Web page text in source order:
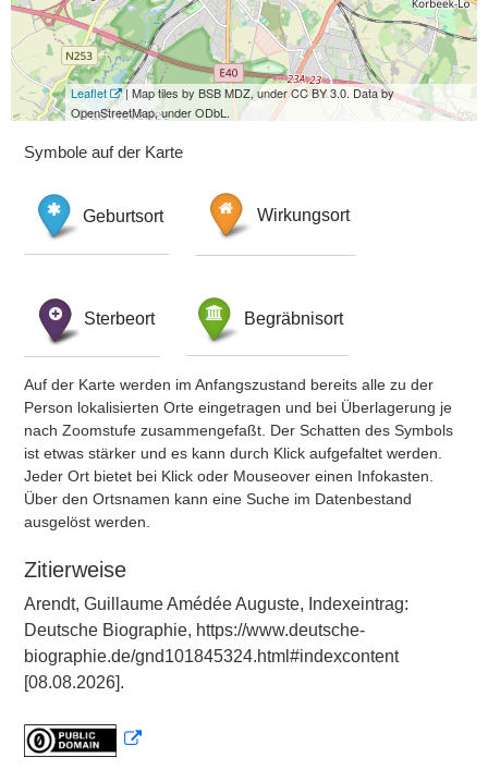
Leaflet
| Map tiles by BSB MDZ, under CC BY 3.0. Data by
OpenStreetMap, under ODbL.
Symbole auf der Karte
Geburtsort Wirkungsort
Sterbeort Begräbnisort
Auf der Karte werden im Anfangszustand bereits alle zu der
Person lokalisierten Orte eingetragen und bei Überlagerung je
nach Zoomstufe zusammengefaßt. Der Schatten des Symbols
ist etwas stärker und es kann durch Klick aufgefaltet werden.
Jeder Ort bietet bei Klick oder Mouseover einen Infokasten.
Über den Ortsnamen kann eine Suche im Datenbestand
ausgelöst werden.
Zitierweise
Arendt, Guillaume Amédée Auguste, Indexeintrag:
Deutsche Biographie, https://www.deutsche-
biographie.de/gnd101845324.html#indexcontent
[08.08.2026].